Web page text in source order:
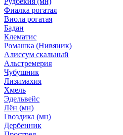
Фиалка рогатая
Виола рогатая
Бадан
Клематис
Ромашка (Нивяник)
Алиссум скальный
Альстремерия
Чубушник
Лизимахия
Хмель
Эдельвейс
Лён (мн)
Гвоздика (мн)
Дербенник